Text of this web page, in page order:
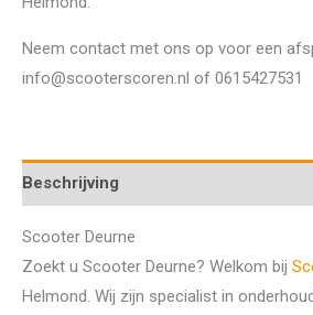
Neem contact met ons op voor een
info@scooterscoren.nl of 0615427531
Beschrijving
Scooter Deurne
Zoekt u Scooter Deurne? Welkom bij
Helmond. Wij zijn specialist in